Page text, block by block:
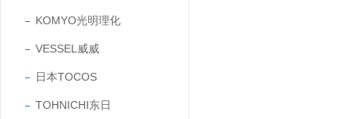
KOMYO光明理化
VESSEL威威
日本TOCOS
TOHNICHI东日